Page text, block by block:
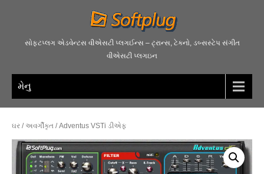
સોફ્ટપ્લગ એડવેન્ટસ વીએસટી પ્લગઈન્સ – ટ્રાન્સ, ટેક્નો, ડબ્સસ્ટેપ સંગીત
વીએસટી પ્લગઇન
મેનુ
ઘર / અવર્ગીકૃત / Adventus VSTi ડીએફ